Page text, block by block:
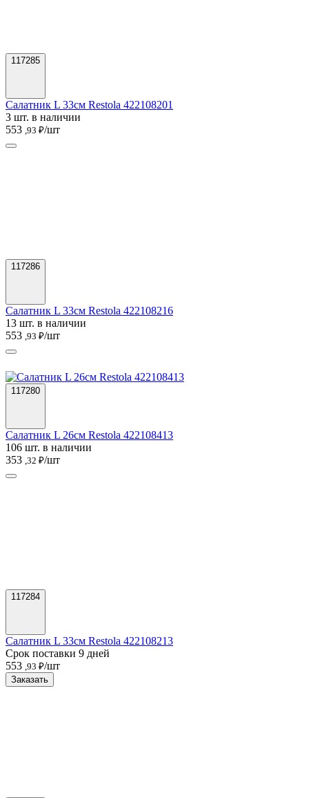
117285
Салатник L 33см Restola 422108201
3 шт. в наличии
553 ,93 ₽/шт
117286
Салатник L 33см Restola 422108216
13 шт. в наличии
553 ,93 ₽/шт
117280
Салатник L 26см Restola 422108413
106 шт. в наличии
353 ,32 ₽/шт
117284
Салатник L 33см Restola 422108213
Срок поставки 9 дней
553 ,93 ₽/шт
Заказать